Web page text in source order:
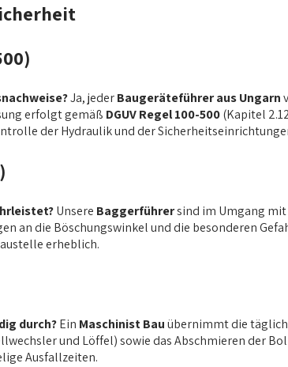
Ja, jederBaugeräteführer aus Ungarn
erfolgt gemäß DGUV Regel 100-500(Kapitel
der Hydraulik und der
Unsere Baggerführersind im Umgang
an die Böschungswinkel und die besonderen
erheblich.
durch?Ein Maschinist Bauübernimmt die
und Löffel) sowie das Abschmieren der
Ausfallzeiten.